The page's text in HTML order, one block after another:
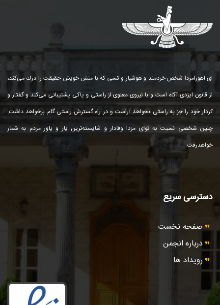
ای اهورامزدا شخص خردمند و هوشیار و كسی كه با منش خویش حقیقت را درك می‌كند،
از قانون ایزدی آگاه است و با نیروی معنوی از راستی و پاكی پشتیبانی می‌كند و گفتار و
كردار خود را جز به راستی نخواهد آراست و در راه گسترش راستی گام برخواهد داشت.
چنین شخصی نسبت به توای مزدا وفادار و شایسته‌ترین یار و یاور مردم به شمار
خواهد‌رفت.
دسترسی سریع
صفحه نخست
درباره انجمن
رویداد ها